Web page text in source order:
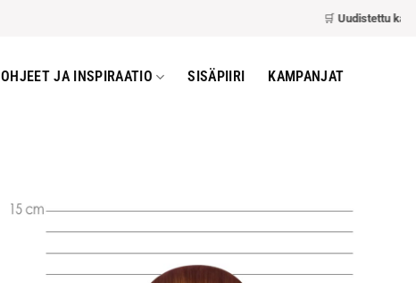
Uudistettu kassa
OHJEET JA INSPIRAATIO SISÄPIIRI KAMPANJAT